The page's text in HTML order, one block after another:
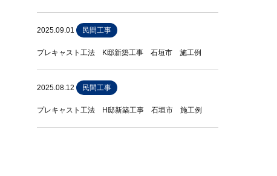
2025.09.01 民間工事
プレキャスト工法 K邸新築工事 石垣市 施工例
2025.08.12 民間工事
プレキャスト工法 H邸新築工事 石垣市 施工例